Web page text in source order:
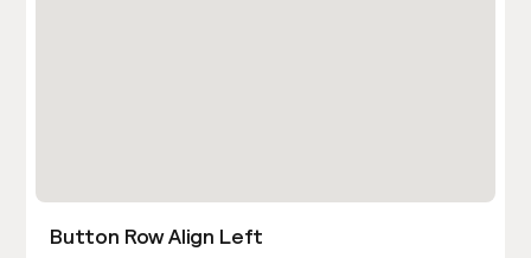
Button Row Align Left